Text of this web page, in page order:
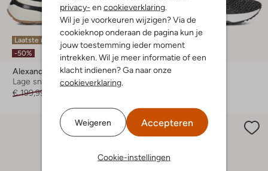
privacy- en cookieverklaring.
Wil je je voorkeuren wijzigen? Via de
cookieknop onderaan de pagina kun je
jouw toestemming ieder moment
intrekken. Wil je meer informatie of een
klacht indienen? Ga naar onze
cookieverklaring.
Weigeren Accepteren
Cookie-instellingen
Laatste maten
-50%
Alexander Smith
Lage sneakers
€ 199,99
-60%
Ash